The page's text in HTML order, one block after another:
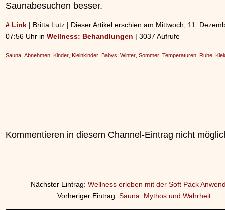
Saunabesuchen besser.
# Link | Britta Lutz | Dieser Artikel erschien am Mittwoch, 11.
07:56 Uhr in Wellness: Behandlungen | 3037 Aufrufe
Sauna Abnehmen Kinder Kleinkinder Babys Winter Sommer Temperaturen Ruhe
Kommentieren in diesem Channel-Eintrag nicht
Nächster Eintrag: Wellness erleben mit der Soft Pack
Vorheriger Eintrag: Sauna: Mythos und Wahrheit